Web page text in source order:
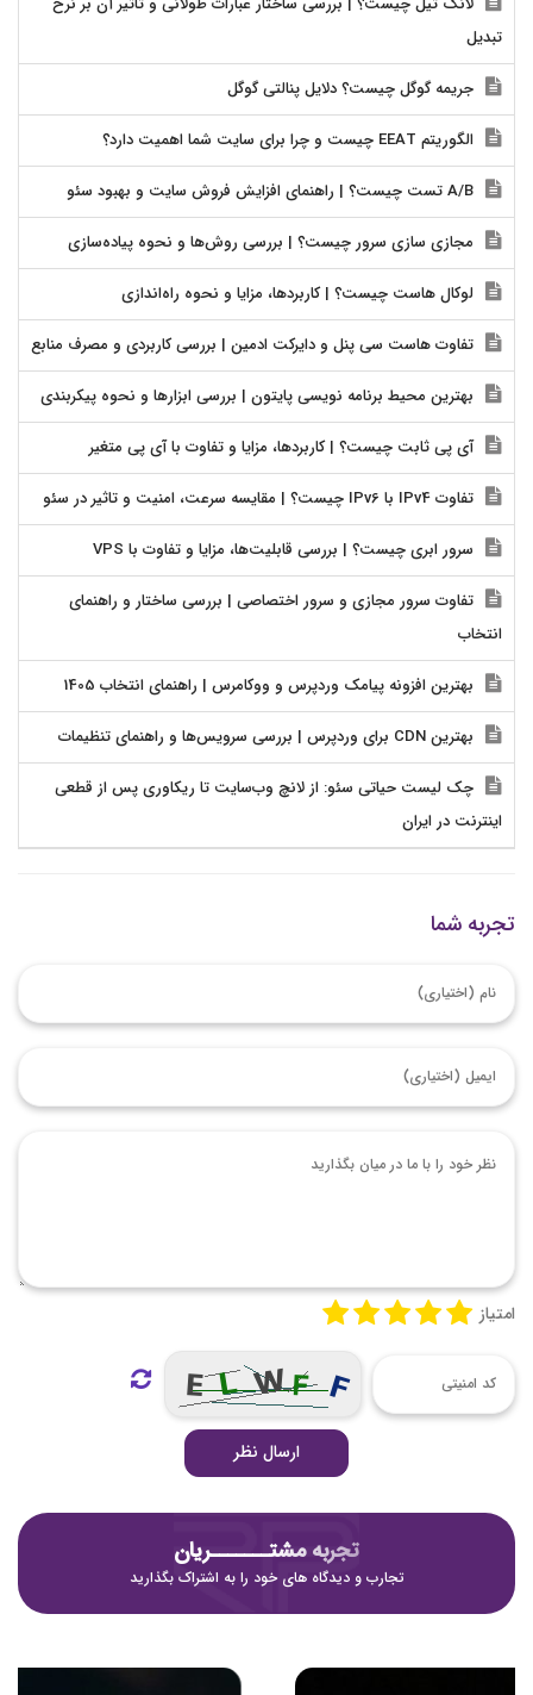
تبدیل
جریمه گوگل چیست؟ دلایل پنالتی گوگل
الگوریتم EEAT چیست و چرا برای سایت شما اهمیت دارد؟
مجازی سازی سرور چیست؟ | بررسی روش‌ها و نحوه پیاده‌سازی
لوکال هاست چیست؟ | کاربردها، مزایا و نحوه راه‌اندازی
تفاوت هاست سی پنل و دایرکت ادمین | بررسی کاربردی و مصرف منابع
بهترین محیط برنامه نویسی پایتون | بررسی ابزارها و نحوه پیکربندی
آی پی ثابت چیست؟ | کاربردها، مزایا و تفاوت با آی پی متغیر
تفاوت IPv4 با IPv6 چیست؟ | مقایسه سرعت، امنیت و تاثیر در سئو
سرور ابری چیست؟ | بررسی قابلیت‌ها، مزایا و تفاوت با VPS
تفاوت سرور مجازی و سرور اختصاصی | بررسی ساختار و راهنمای
انتخاب
بهترین افزونه پیامک وردپرس و ووکامرس | راهنمای انتخاب 1405
بهترین CDN برای وردپرس | بررسی سرویس‌ها و راهنمای تنظیمات
چک لیست حیاتی سئو: از لانچ وب‌سایت تا ریکاوری پس از قطعی
اینترنت در ایران
تجربه شما
امتیاز
ارسال نظر
تجربه مشتـــــــریان
تجارب و دیدگاه های خود را به اشتراک بگذارید